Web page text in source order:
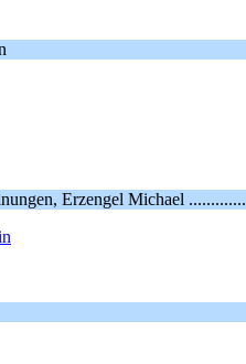
Erzengel Michael .............